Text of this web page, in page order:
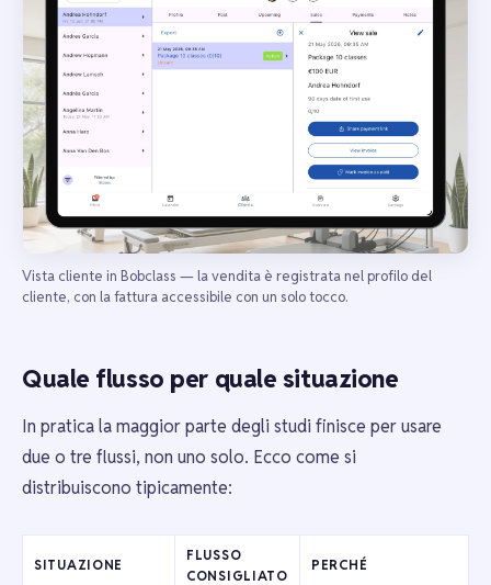
Vista cliente in Bobclass — la vendita è registrata nel profilo del
cliente, con la fattura accessibile con un solo tocco.
Quale flusso per quale situazione
In pratica la maggior parte degli studi finisce per usare
due o tre flussi, non uno solo. Ecco come si
distribuiscono tipicamente:
SITUAZIONE
FLUSSO
CONSIGLIATO
PERCHÉ